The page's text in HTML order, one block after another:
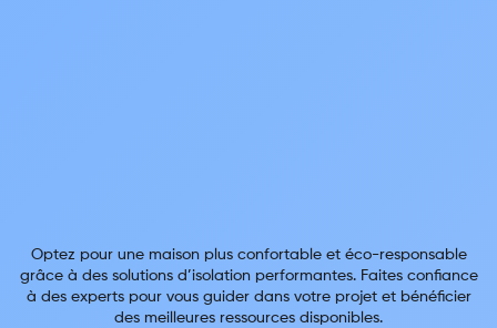
Optez pour une maison plus confortable et éco-responsable
grâce à des solutions d’isolation performantes. Faites confiance
à des experts pour vous guider dans votre projet et bénéficier
des meilleures ressources disponibles.